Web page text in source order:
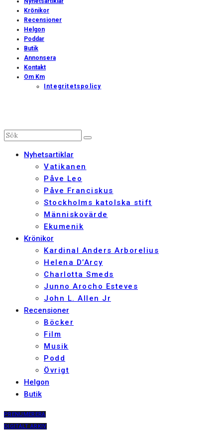
Krönikor
Recensioner
Helgon
Poddar
Butik
Annonsera
Kontakt
Om Km
Integritetspolicy
Nyhetsartiklar
Vatikanen
Påve Leo
Påve Franciskus
Stockholms katolska stift
Människovärde
Ekumenik
Krönikor
Kardinal Anders Arborelius
Helena D’Arcy
Charlotta Smeds
Junno Arocho Esteves
John L. Allen Jr
Recensioner
Böcker
Film
Musik
Podd
Övrigt
Helgon
Butik
PRENUMERERA
DIGITALT ARKIV